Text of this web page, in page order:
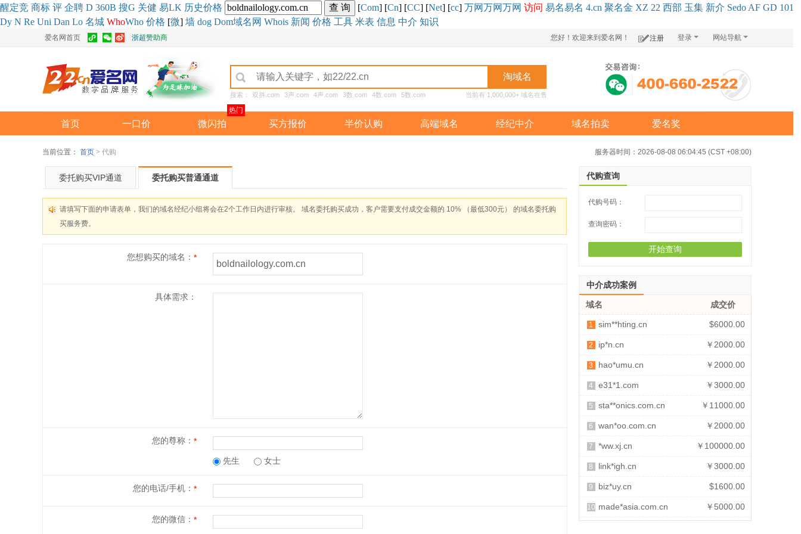
醒定竞 商标 评 企聘 D 360B 搜G 关健 易LK 历史价格 [Com] [Cn] [CC] [Net] [cc] 万网万网万网 访问 易名易名 4.cn 聚名金 XZ 22 西部 玉集 新介 Sedo AF GD 101
Dy N Re Uni Dan Lo 名城 WhoWho 价格 [微] 墙 dog Dom域名网 Whois 新闻 价格 工具 米表 信息 中介 知识